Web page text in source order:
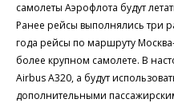
самолеты Аэрофлота будут
Ранее рейсы выполнялись три
года рейсы по маршруту
более крупном самолете. В
Airbus A320, а будут
дополнительными